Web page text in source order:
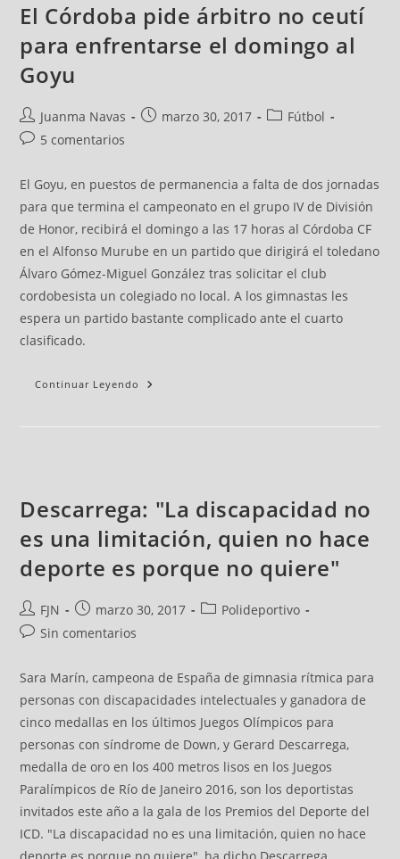
El Córdoba pide árbitro no ceutí
para enfrentarse el domingo al
Goyu
Juanma Navas marzo 30, 2017
Fútbol
5 comentarios
El Goyu, en puestos de permanencia a falta de dos jornadas
para que termina el campeonato en el grupo IV de División
de Honor, recibirá el domingo a las 17 horas al Córdoba CF
en el Alfonso Murube en un partido que dirigirá el toledano
Álvaro Gómez-Miguel González tras solicitar el club
cordobesista un colegiado no local. A los gimnastas les
espera un partido bastante complicado ante el cuarto
clasificado.
Continuar Leyendo
Descarrega: "La discapacidad no
es una limitación, quien no hace
deporte es porque no quiere"
FJN marzo 30, 2017
Polideportivo
Sin comentarios
Sara Marín, campeona de España de gimnasia rítmica para
personas con discapacidades intelectuales y ganadora de
cinco medallas en los últimos Juegos Olímpicos para
personas con síndrome de Down, y Gerard Descarrega,
medalla de oro en los 400 metros lisos en los Juegos
Paralímpicos de Río de Janeiro 2016, son los deportistas
invitados este año a la gala de los Premios del Deporte del
ICD. "La discapacidad no es una limitación, quien no hace